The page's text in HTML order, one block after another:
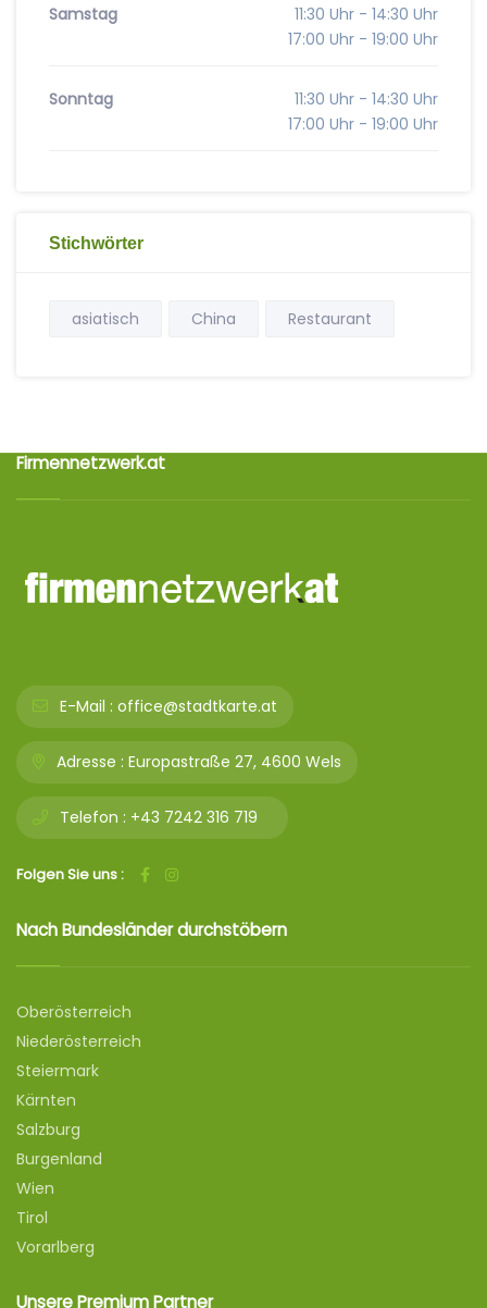
Samstag
11:30 Uhr - 14:30 Uhr
17:00 Uhr - 19:00 Uhr
Sonntag
11:30 Uhr - 14:30 Uhr
17:00 Uhr - 19:00 Uhr
Stichwörter
asiatisch China Restaurant
Firmennetzwerk.at
E-Mail : office@stadtkarte.at
Adresse : Europastraße 27, 4600 Wels
Telefon : +43 7242 316 719
Folgen Sie uns :
Nach Bundesländer durchstöbern
Oberösterreich
Niederösterreich
Steiermark
Kärnten
Salzburg
Burgenland
Wien
Tirol
Vorarlberg
Unsere Premium Partner